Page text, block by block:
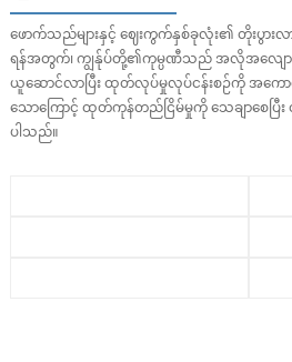
ဖောက်သည်များနှင့် ဈေးကွက်နှစ်ခုလုံး၏ တိုးပွာ
ရန်အတွက်၊ ကျွန်ုပ်တို့၏ကုမ္ပဏီသည် အလိုအလျော
ယူဆောင်လာပြီး ထုတ်လုပ်မှုလုပ်ငန်းစဉ်ကို အကောင်
သောကြောင့် ထုတ်ကုန်တည်ငြိမ်မှုကို သေချာစေပ
ပါသည်။